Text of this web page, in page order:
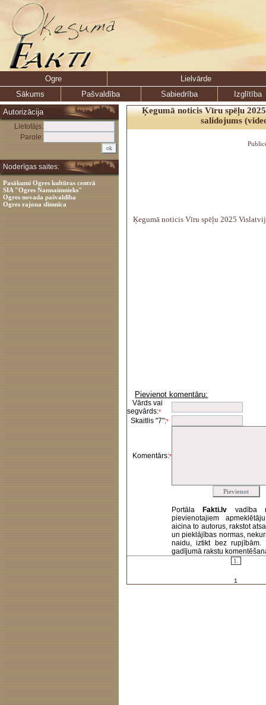
Ogre
Lielvārde
Sākums
Pašvaldība Sabiedrība
Izglītība
Autorizācija
Lietotājs:
Parole:
Noderīgas saites:
Pasākumi Ogres kultūras centrā
SIA "Ogres Namsaimnieks"
Ogres novada pašvaldība
Ogres rajona slimnīca
Ķegumā noticis Vīru spēļu
salidojums
Ķegumā noticis Vīru spēļu 2025
Pievienot komentāru:
Vārds vai
segvārds:*
Skaitlis "7":*
Komentārs:*
Portāla Fakti.lv vadība
pievienotajiem
aicina to autorus, rakstot
un pieklājības normas,
naidu, iztikt bez rupjībām.
gadījumā rakstu
1.
1